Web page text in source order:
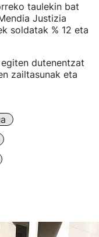
taulekin bat
Justizia
soldatak % 12 eta
dutenentzat
zailtasunak eta